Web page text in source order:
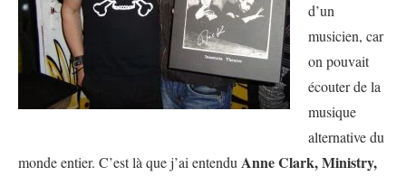
d’un
musicien, car
on pouvait
écouter de la
musique
alternative du
monde entier. C’est là que j’ai entendu Anne Clark, Ministry,